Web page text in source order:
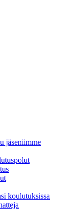
jäseniimme
koulutuksissa